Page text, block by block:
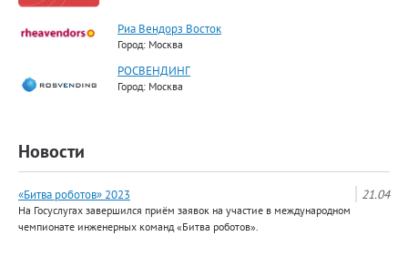
Риа Вендорз Восток
Город: Москва
РОСВЕНДИНГ
Город: Москва
Новости
21.04
«Битва роботов» 2023
На Госуслугах завершился приём заявок на участие в международном
чемпионате инженерных команд «Битва роботов».